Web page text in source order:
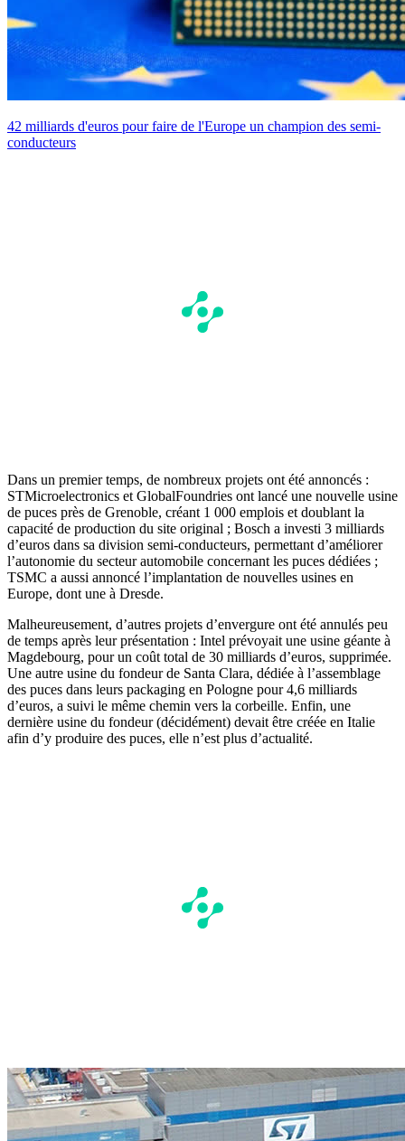
42 milliards d'euros pour faire de l'Europe un champion des semi-
conducteurs
Dans un premier temps, de nombreux projets ont été annoncés :
STMicroelectronics et GlobalFoundries ont lancé une nouvelle usine
de puces près de Grenoble, créant 1 000 emplois et doublant la
capacité de production du site original ; Bosch a investi 3 milliards
d’euros dans sa division semi-conducteurs, permettant d’améliorer
l’autonomie du secteur automobile concernant les puces dédiées ;
TSMC a aussi annoncé l’implantation de nouvelles usines en
Europe, dont une à Dresde.
Malheureusement, d’autres projets d’envergure ont été annulés peu
de temps après leur présentation : Intel prévoyait une usine géante à
Magdebourg, pour un coût total de 30 milliards d’euros, supprimée.
Une autre usine du fondeur de Santa Clara, dédiée à l’assemblage
des puces dans leurs packaging en Pologne pour 4,6 milliards
d’euros, a suivi le même chemin vers la corbeille. Enfin, une
dernière usine du fondeur (décidément) devait être créée en Italie
afin d’y produire des puces, elle n’est plus d’actualité.